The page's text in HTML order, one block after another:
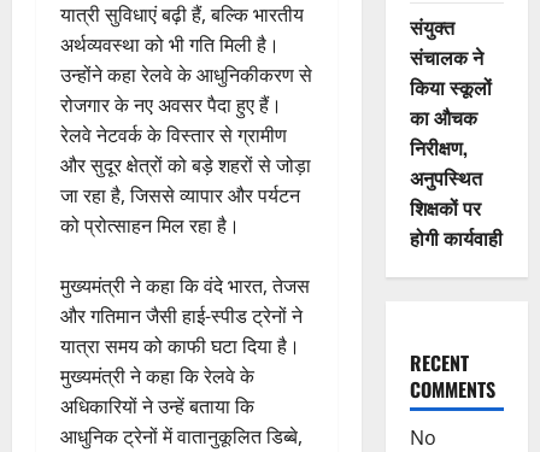
यात्री सुविधाएं बढ़ी हैं, बल्कि भारतीय
अर्थव्यवस्था को भी गति मिली है।
उन्होंने कहा रेलवे के आधुनिकीकरण से
रोजगार के नए अवसर पैदा हुए हैं।
रेलवे नेटवर्क के विस्तार से ग्रामीण
और सुदूर क्षेत्रों को बड़े शहरों से जोड़ा
जा रहा है, जिससे व्यापार और पर्यटन
को प्रोत्साहन मिल रहा है।
मुख्यमंत्री ने कहा कि वंदे भारत, तेजस
और गतिमान जैसी हाई-स्पीड ट्रेनों ने
यात्रा समय को काफी घटा दिया है।
मुख्यमंत्री ने कहा कि रेलवे के
अधिकारियों ने उन्हें बताया कि
आधुनिक ट्रेनों में वातानुकूलित डिब्बे,
संयुक्त
संचालक ने
किया स्कूलों
का औचक
निरीक्षण,
अनुपस्थित
शिक्षकों पर
होगी कार्यवाही
RECENT
COMMENTS
No